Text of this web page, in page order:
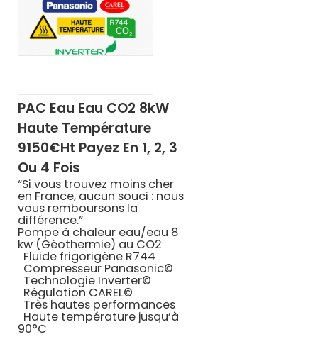
PAC Eau Eau CO2 8kW
Haute Température
9150€ht Payez En 1, 2, 3
Ou 4 Fois
“Si vous trouvez moins cher
en France, aucun souci : nous
vous remboursons la
différence.”
Pompe à chaleur eau/eau 8
kw (Géothermie) au CO2
Fluide frigorigène R744
Compresseur Panasonic©
Technologie Inverter©
Régulation CAREL©
Très hautes performances
Haute température jusqu’à
90°C